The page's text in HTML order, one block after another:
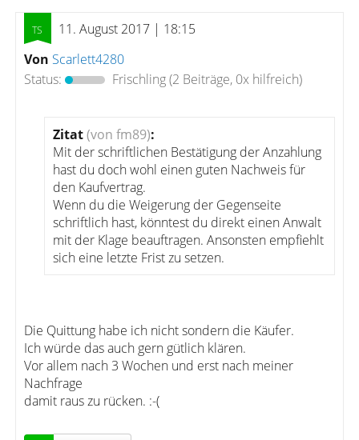
11. August 2017 | 18:15
Von Scarlett4280
Status:
Frischling(2 Beiträge, 0x hilfreich)
Zitat(von fm89):
Mit der schriftlichen Bestätigung der Anzahlung
hast du doch wohl einen guten Nachweis für
den Kaufvertrag.
Wenn du die Weigerung der Gegenseite
schriftlich hast, könntest du direkt einen Anwalt
mit der Klage beauftragen. Ansonsten empfiehlt
sich eine letzte Frist zu setzen.
Die Quittung habe ich nicht sondern die Käufer.
Ich würde das auch gern gütlich klären.
Vor allem nach 3 Wochen und erst nach meiner
Nachfrage
damit raus zu rücken. :-(